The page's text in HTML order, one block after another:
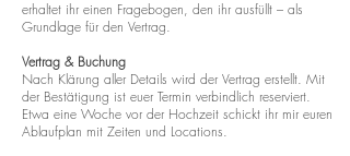
erhaltet ihr einen Fragebogen, den ihr ausfüllt – als
Grundlage für den Vertrag.
Vertrag & Buchung
Nach Klärung aller Details wird der Vertrag erstellt. Mit
der Bestätigung ist euer Termin verbindlich reserviert.
Etwa eine Woche vor der Hochzeit schickt ihr mir euren
Ablaufplan mit Zeiten und Locations.